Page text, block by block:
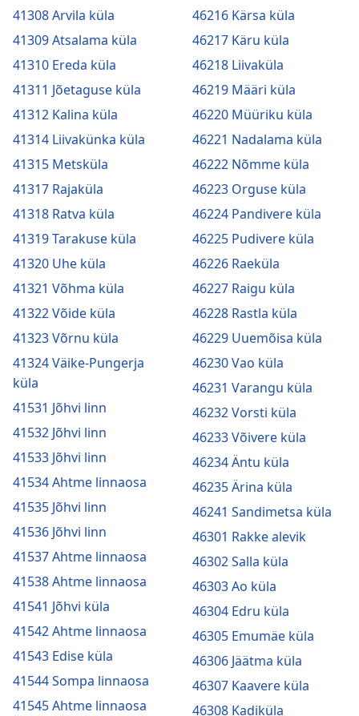
41308 Arvila küla
41309 Atsalama küla
41310 Ereda küla
41311 Jõetaguse küla
41312 Kalina küla
41314 Liivakünka küla
41315 Metsküla
41317 Rajaküla
41318 Ratva küla
41319 Tarakuse küla
41320 Uhe küla
41321 Võhma küla
41322 Võide küla
41323 Võrnu küla
41324 Väike-Pungerja
küla
41531 Jõhvi linn
41532 Jõhvi linn
41533 Jõhvi linn
41534 Ahtme linnaosa
41535 Jõhvi linn
41536 Jõhvi linn
41537 Ahtme linnaosa
41538 Ahtme linnaosa
41541 Jõhvi küla
41542 Ahtme linnaosa
41543 Edise küla
41544 Sompa linnaosa
41545 Ahtme linnaosa
46216 Kärsa küla
46217 Käru küla
46218 Liivaküla
46219 Määri küla
46220 Müüriku küla
46221 Nadalama küla
46222 Nõmme küla
46223 Orguse küla
46224 Pandivere küla
46225 Pudivere küla
46226 Raeküla
46227 Raigu küla
46228 Rastla küla
46229 Uuemõisa küla
46230 Vao küla
46231 Varangu küla
46232 Vorsti küla
46233 Võivere küla
46234 Äntu küla
46235 Ärina küla
46241 Sandimetsa küla
46301 Rakke alevik
46302 Salla küla
46303 Ao küla
46304 Edru küla
46305 Emumäe küla
46306 Jäätma küla
46307 Kaavere küla
46308 Kadiküla